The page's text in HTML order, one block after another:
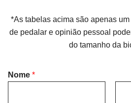
*As tabelas acima são apenas
de pedalar e opinião pessoal
do tamanho da
Nome *